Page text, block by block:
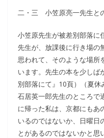
二・三 小笠原亮一先生と
小笠原先生が被差別部落に
先生が、放課後に行き場の
思われて、そのような場所
います。先生の本を少しば
別部落にて』10頁）（夏
石居英一郎先生のところで
に帰った私は、京都にもあ
いるのではないか、日曜日
とがあるのではないかと思